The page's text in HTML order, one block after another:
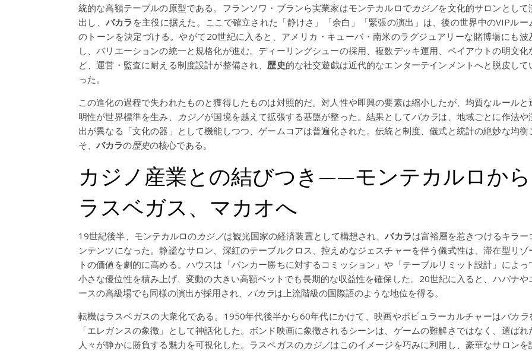
統的な高額テーブルの原型である。フランソワ・ブランら実業家はモンテカルロでカジノを文化的サロンとして
出し、 バカラ を主役に据えた。ここで確立された「静けさ」「余白」「緊張の演出」は、後の世界中のVIPルー
のトーンを決定づける。やがて20世紀に入ると、アメリカ・キューバ・南米のラグジュアリーな賭博場にも波
し、バリエーションの統一と規格化が進む。ディーリングシューの採用、複数デッキ運用、ペイアウトの明文化
ど、運営・監査に耐える制度設計が整備され、歴史的な社交遊戯は近代的なエンターテインメントへと脱皮して
った。
この進化の過程で失われたものと獲得したものは対照的だ。対人性や即興の要素は縮小したが、均質なルールと
明性が世界標準を生み、
カジノが国境を越えて拡張する基盤が整った。結果としてバカラは、地域ごとに作法や
出が異なる「文化の器」として機能しつつ、ゲームコアは普遍化された。伝統と制度、儀式と統計の絶妙な均衡
そ、 バカラの歴史の核心である。
カジノ産業との結びつき——モンテカルロから
ラスベガス、マカオへ
19世紀後半、モンテカルロのカジノは観光国家の経済装置として構想され、バカラは富裕層を惹きつけるキラー
ンテンツになった。静謐なサロン、深紅のテーブルクロス、控えめなジェスチャーを伴う儀式性は、滞在型リゾ
トの価値を劇的に高める。ハウスは「バンカー勝ちに対するコミッション」や「テーブルリミット設計」によっ
小さな優位性を積み上げ、変動の大きい高額ベットでも長期的な収益性を確保した。20世紀に入ると、ハバナや
ースの高級場でも同様の演出が採用され、 バカラは上流階級の国際語のような地位を得る。
転機はラスベガスの大衆化である。1950年代後半から60年代にかけて、映画やポピュラーカルチャーはバカラ
「エレガンスの象徴」として神話化した。ボンド映画に象徴されるシーンは、ゲームの難解さではなく、選ばれ
人々が静かに勝負する魅力を可視化した。ラスベガスのカジノはこのイメージを巧みに利用し、豪華なサロンを